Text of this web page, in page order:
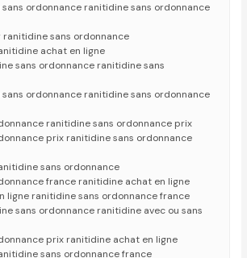
ordonnance ranitidine sans ordonnance
sans ordonnance
achat en ligne
sans ordonnance ranitidine sans
ordonnance ranitidine sans ordonnance
ranitidine sans ordonnance prix
prix ranitidine sans ordonnance
sans ordonnance
france ranitidine achat en ligne
ligne ranitidine sans ordonnance france
sans ordonnance ranitidine avec ou sans
prix ranitidine achat en ligne
sans ordonnance france